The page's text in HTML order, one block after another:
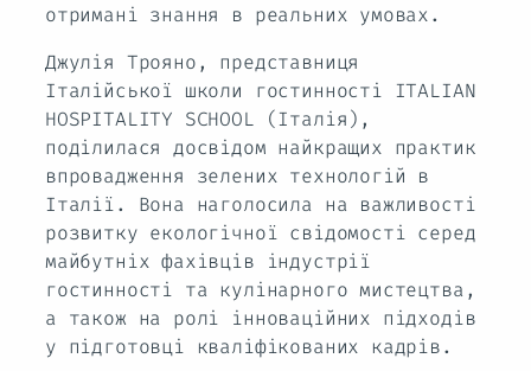
отримані знання в реальних умовах.
Джулія Трояно, представниця
Італійської школи гостинності ITALIAN
HOSPITALITY SCHOOL (Італія),
поділилася досвідом найкращих практик
впровадження зелених технологій в
Італії. Вона наголосила на важливості
розвитку екологічної свідомості серед
майбутніх фахівців індустрії
гостинності та кулінарного мистецтва,
а також на ролі інноваційних підходів
у підготовці кваліфікованих кадрів.